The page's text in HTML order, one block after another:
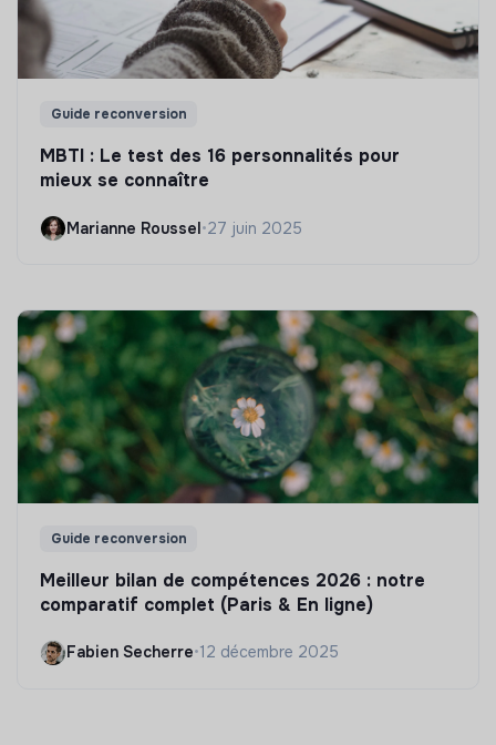
Guide reconversion
MBTI : Le test des 16 personnalités pour
mieux se connaître
Marianne Roussel•27 juin 2025
Guide reconversion
Meilleur bilan de compétences 2026 : notre
comparatif complet (Paris & En ligne)
Fabien Secherre•12 décembre 2025